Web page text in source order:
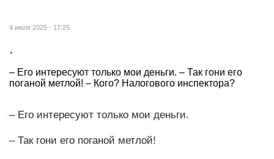
4 июля 2025 - 17:25
.
– Его интересуют только мои деньги. – Так гони его
поганой метлой! – Кого? Налогового инспектора?
– Его интересуют только мои деньги.
– Так гони его поганой метлой!